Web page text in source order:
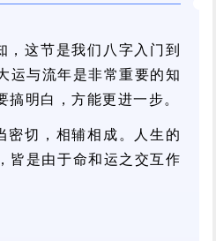
，这节是我们八字入门到
运与流年是非常重要的知
搞明白，方能更进一步。
密切，相辅相成。人生的
皆是由于命和运之交互作